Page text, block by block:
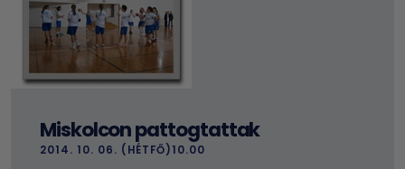
Miskolcon pattogtattak
2014. 10. 06. (HÉTFŐ)10.00